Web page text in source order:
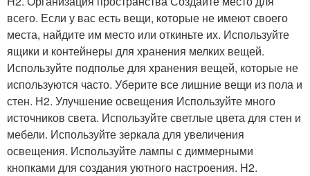
всего. Если у вас есть вещи, которые не имеют своего
места, найдите им место или откиньте их. Используйте
ящики и контейнеры для хранения мелких вещей.
Используйте подполье для хранения вещей, которые не
используются часто. Уберите все лишние вещи из пола и
стен. H2. Улучшение освещения Используйте много
источников света. Используйте светлые цвета для стен и
мебели. Используйте зеркала для увеличения
освещения. Используйте лампы с диммерными
кнопками для создания уютного настроения. H2.